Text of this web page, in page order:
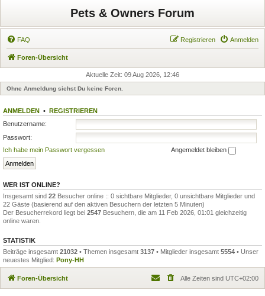
Pets & Owners Forum
FAQ Anmelden
Registrieren
Foren-Übersicht
Aktuelle Zeit: 09 Aug 2026, 12:46
Ohne Anmeldung siehst Du keine Foren.
ANMELDEN • REGISTRIEREN
Benutzername:
Passwort:
Ich habe mein Passwort vergessen
Angemeldet bleiben
WER IST ONLINE?
Insgesamt sind 22 Besucher online :: 0 sichtbare Mitglieder, 0 unsichtbare Mitglieder und
22 Gäste (basierend auf den aktiven Besuchern der letzten 5 Minuten)
Der Besucherrekord liegt bei 2547 Besuchern, die am 11 Feb 2026, 01:01 gleichzeitig
online waren.
STATISTIK
Beiträge insgesamt 21032 • Themen insgesamt 3137 • Mitglieder insgesamt 5554 • Unser
neuestes Mitglied: Pony-HH
Foren-Übersicht Alle Zeiten sind UTC+02:00